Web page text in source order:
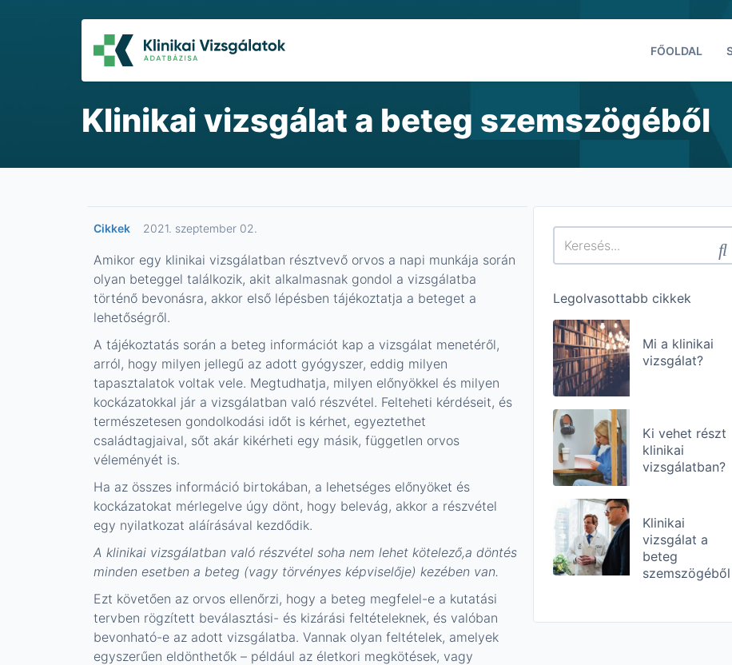
FŐOLDAL
Klinikai vizsgálat a beteg szemszögéből
Cikkek 2021. szeptember 02.
Amikor egy klinikai vizsgálatban résztvevő orvos a napi munkája során
olyan beteggel találkozik, akit alkalmasnak gondol a vizsgálatba
történő bevonásra, akkor első lépésben tájékoztatja a beteget a
lehetőségről.
A tájékoztatás során a beteg információt kap a vizsgálat menetéről,
arról, hogy milyen jellegű az adott gyógyszer, eddig milyen
tapasztalatok voltak vele. Megtudhatja, milyen előnyökkel és milyen
kockázatokkal jár a vizsgálatban való részvétel. Felteheti kérdéseit, és
természetesen gondolkodási időt is kérhet, egyeztethet
családtagjaival, sőt akár kikérheti egy másik, független orvos
véleményét is.
Ha az összes információ birtokában, a lehetséges előnyöket és
kockázatokat mérlegelve úgy dönt, hogy belevág, akkor a részvétel
egy nyilatkozat aláírásával kezdődik.
A klinikai vizsgálatban való részvétel soha nem lehet kötelező,a döntés
minden esetben a beteg (vagy törvényes képviselője) kezében van.
Ezt követően az orvos ellenőrzi, hogy a beteg megfelel-e a kutatási
tervben rögzített beválasztási- és kizárási feltételeknek, és valóban
bevonható-e az adott vizsgálatba. Vannak olyan feltételek, amelyek
egyszerűen eldönthetők – például az életkori megkötések, vagy
Legolvasottabb cikkek
Mi a klinikai
vizsgálat?
Ki vehet részt
klinikai
vizsgálatban?
Klinikai
vizsgálat a
beteg
szemszögéből